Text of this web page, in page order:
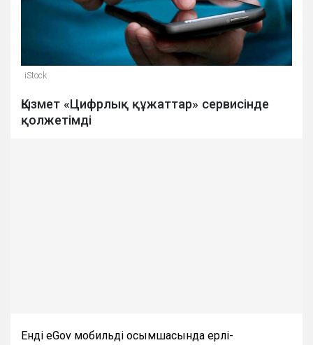
iStock
Қызмет «Цифрлық құжаттар» сервисінде
қолжетімді
Енді eGov мобильді қосымшасында ерлі-